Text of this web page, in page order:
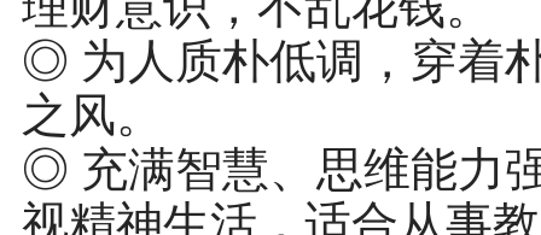
◎ 为人质朴低调，穿着
之风。
◎ 充满智慧、思维能力
视精神生活，适合从事